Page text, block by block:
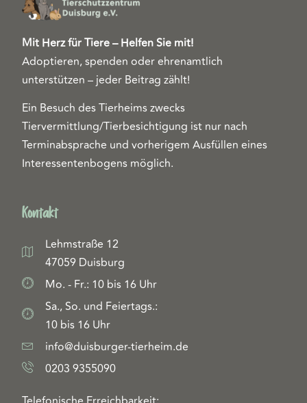
Mit Herz für Tiere – Helfen Sie mit!
Adoptieren, spenden oder ehrenamtlich
unterstützen – jeder Beitrag zählt!
Ein Besuch des Tierheims zwecks
Tiervermittlung/Tierbesichtigung ist nur nach
Terminabsprache und vorherigem Ausfüllen eines
Interessentenbogens möglich.
Kontakt
Lehmstraße 12
47059 Duisburg
Mo. - Fr.: 10 bis 16 Uhr
Sa., So. und Feiertags.:
10 bis 16 Uhr
info@duisburger-tierheim.de
0203 9355090